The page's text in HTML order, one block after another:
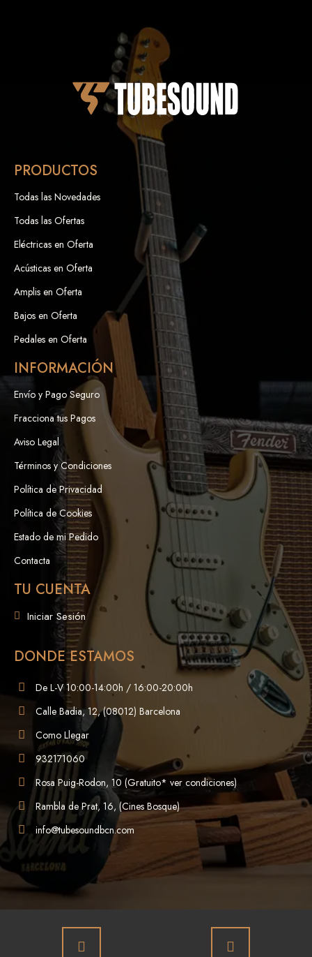
PRODUCTOS
Todas las Novedades
Todas las Ofertas
Eléctricas en Oferta
Acústicas en Oferta
Amplis en Oferta
Bajos en Oferta
Pedales en Oferta
INFORMACIÓN
Envío y Pago Seguro
Fracciona tus Pagos
Aviso Legal
Términos y Condiciones
Política de Privacidad
Política de Cookies
Estado de mi Pedido
Contacta
TU CUENTA
Iniciar Sesión
DONDE ESTAMOS
De L-V 10:00-14:00h / 16:00-20:00h
Calle Badia, 12, (08012) Barcelona
Como Llegar
932171060
Rosa Puig-Rodon, 10 (Gratuito* ver condiciones)
Rambla de Prat, 16, (Cines Bosque)
info@tubesoundbcn.com